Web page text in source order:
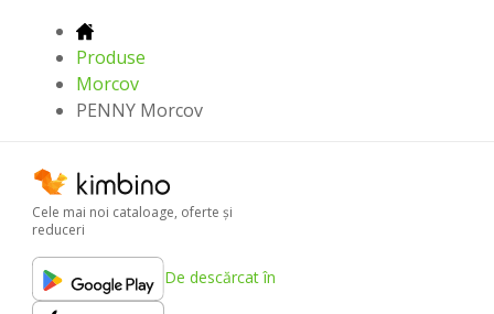
Produse
Morcov
PENNY Morcov
Cele mai noi cataloage, oferte şi
reduceri
De descărcat în